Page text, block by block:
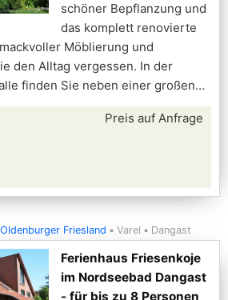
schöner Bepflanzung und
das komplett renovierte
Möblierung und
den Alltag vergessen. In der
finden Sie neben einer großen
Preis auf Anfrage
Oldenburger Friesland Varel Dangast
Ferienhaus Friesenkoje
im Nordseebad Dangast
- für bis zu 8 Personen